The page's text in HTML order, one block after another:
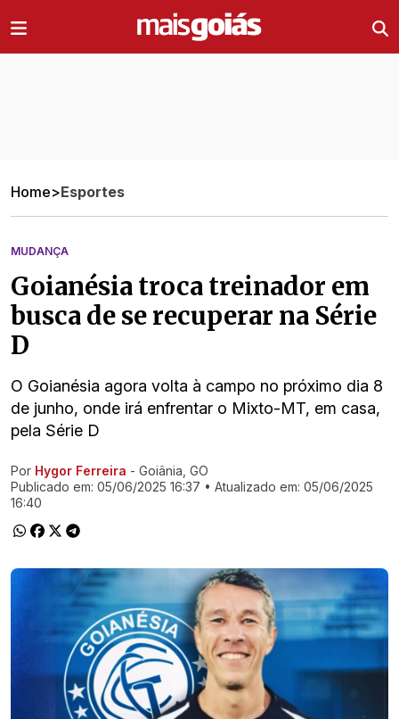
Home>Esportes
MUDANÇA
Goianésia troca treinador em
busca de se recuperar na Série
D
O Goianésia agora volta à campo no próximo dia 8
de junho, onde irá enfrentar o Mixto-MT, em casa,
pela Série D
Ir direto pra matéria
Por Hygor Ferreira - Goiânia, GO
Publicado em: 05/06/2025 16:37 • Atualizado em: 05/06/2025
16:40